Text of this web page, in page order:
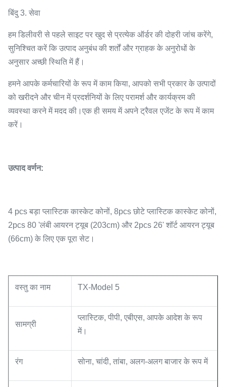
बिंदु 3. सेवा
हम डिलीवरी से पहले साइट पर खुद से प्रत्येक ऑर्डर की दोहरी जांच करेंगे,
सुनिश्चित करें कि उत्पाद अनुबंध की शर्तों और ग्राहक के अनुरोधों के
अनुसार अच्छी स्थिति में हैं।
हमने आपके कर्मचारियों के रूप में काम किया, आपको सभी प्रकार के उत्पादों
को खरीदने और चीन में प्रदर्शनियों के लिए परामर्श और कार्यक्रम की
व्यवस्था करने में मदद की।एक ही समय में अपने ट्रैवल एजेंट के रूप में काम
करें।
उत्पाद वर्णन:
4 pcs बड़ा प्लास्टिक कास्केट कोनों, 8pcs छोटे प्लास्टिक कास्केट कोनों,
2pcs 80 'लंबी आयरन ट्यूब (203cm) और 2pcs 26' शॉर्ट आयरन ट्यूब
(66cm) के लिए एक पूरा सेट।
वस्तु का नाम TX-Model 5
सामग्री
प्लास्टिक, पीपी, एबीएस, आपके आदेश के रूप
में।
रंग सोना, चांदी, तांबा, अलग-अलग बाजार के रूप में